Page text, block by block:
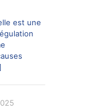
est une